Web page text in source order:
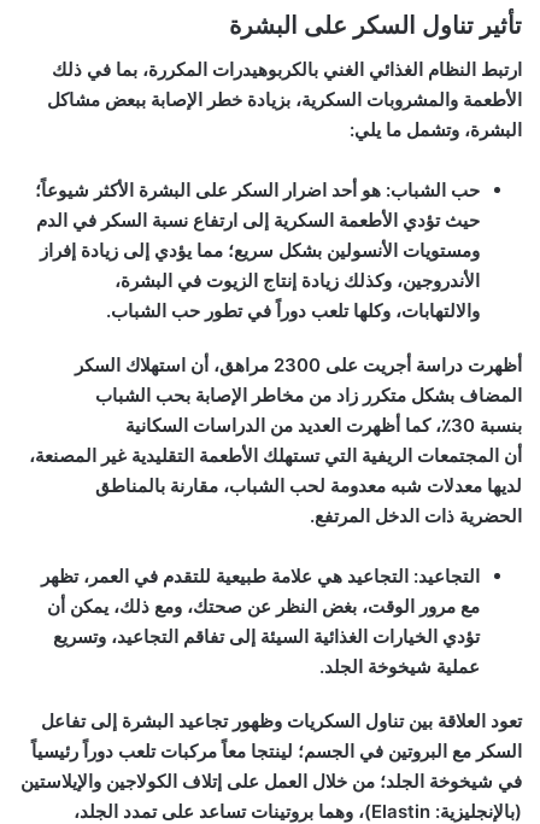
تأثير تناول السكر على البشرة
ارتبط النظام الغذائي الغني بالكربوهيدرات المكررة، بما في ذلك
الأطعمة والمشروبات السكرية، بزيادة خطر الإصابة ببعض مشاكل
البشرة، وتشمل ما يلي:
حب الشباب: هو أحد اضرار السكر على البشرة الأكثر شيوعاً؛
حيث تؤدي الأطعمة السكرية إلى ارتفاع نسبة السكر في الدم
ومستويات الأنسولين بشكل سريع؛ مما يؤدي إلى زيادة إفراز
الأندروجين، وكذلك زيادة إنتاج الزيوت في البشرة،
والالتهابات، وكلها تلعب دوراً في تطور حب الشباب.
أظهرت دراسة أجريت على 2300 مراهق، أن استهلاك السكر
المضاف بشكل متكرر زاد من مخاطر الإصابة بحب الشباب
بنسبة 30٪، كما أظهرت العديد من الدراسات السكانية
أن المجتمعات الريفية التي تستهلك الأطعمة التقليدية غير المصنعة،
لديها معدلات شبه معدومة لحب الشباب، مقارنة بالمناطق
الحضرية ذات الدخل المرتفع.
التجاعيد: التجاعيد هي علامة طبيعية للتقدم في العمر، تظهر
مع مرور الوقت، بغض النظر عن صحتك، ومع ذلك، يمكن أن
تؤدي الخيارات الغذائية السيئة إلى تفاقم التجاعيد، وتسريع
عملية شيخوخة الجلد.
تعود العلاقة بين تناول السكريات وظهور تجاعيد البشرة إلى تفاعل
السكر مع البروتين في الجسم؛ لينتجا معاً مركبات تلعب دوراً رئيسياً
في شيخوخة الجلد؛ من خلال العمل على إتلاف الكولاجين والإيلاستين
(بالإنجليزية: Elastin)، وهما بروتينات تساعد على تمدد الجلد،